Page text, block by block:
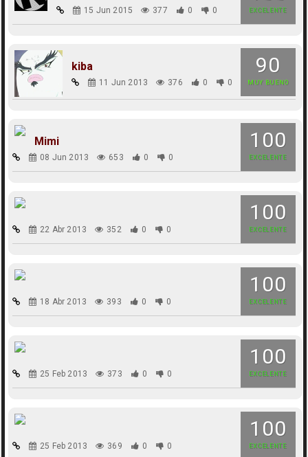
EXCELENTE
15 Jun 2015 377 0 0
90
MUY BUENO
kiba
11 Jun 2013 376 0 0
100
EXCELENTE
Mimi
08 Jun 2013 653 0 0
100
EXCELENTE
22 Abr 2013 352 0 0
100
EXCELENTE
18 Abr 2013 393 0 0
100
EXCELENTE
25 Feb 2013 373 0 0
100
EXCELENTE
25 Feb 2013 369 0 0